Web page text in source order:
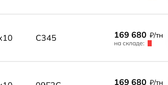
С345 169 680 ₽/тн
на складе:
169 680 ₽/тн